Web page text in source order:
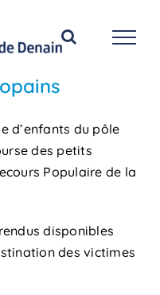
d’enfants du pôle
des petits
Populaire de la
disponibles
des victimes